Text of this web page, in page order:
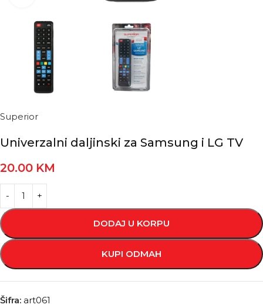
Superior
Univerzalni daljinski za Samsung i LG TV
20.00 KM
DODAJ U KORPU
KUPI ODMAH
Šifra: art061